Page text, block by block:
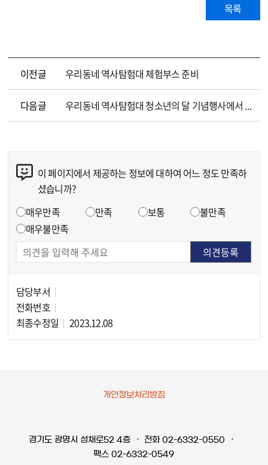
목록
이전글 우리동네 역사탐험대 체험부스 준비
다음글 우리동네 역사탐험대 청소년의 달 기념행사에서 체험부스 운영
이 페이지에서 제공하는 정보에 대하여 어느 정도 만족하
셨습니까?
매우만족 만족 보통
불만족
매우불만족
담당부서
전화번호
최종수정일
2023.12.08
개인정보처리방침
경기도 광명시 성채로52 4층
전화 02-6332-0550
팩스 02-6332-0549